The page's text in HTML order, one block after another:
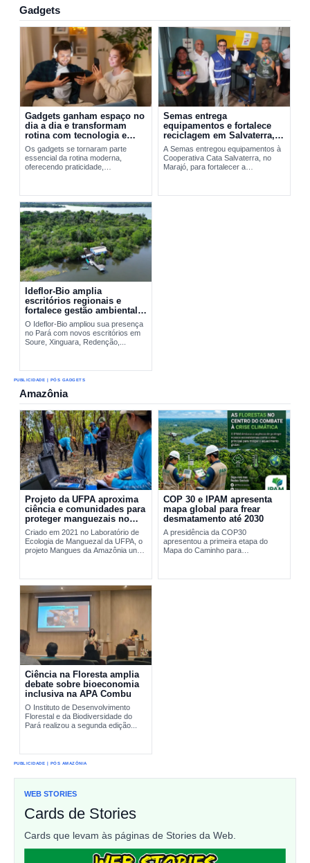
Gadgets
Gadgets ganham espaço no
dia a dia e transformam
rotina com tecnologia e
praticidade
Os gadgets se tornaram parte
essencial da rotina moderna,
oferecendo praticidade,
dispositivos vai do Walkman aos
smartphones...
Semas entrega
equipamentos e fortalece
reciclagem em Salvaterra,
no Marajó
A Semas entregou equipamentos à
Cooperativa Cata Salvaterra, no
Marajó, para fortalecer a
Ideflor-Bio amplia
escritórios regionais e
fortalece gestão ambiental
no Pará
O Ideflor-Bio ampliou sua presença
no Pará com novos escritórios em
Soure, Xinguara, Redenção,...
PUBLICIDADE | PÓS GADGETS
Amazônia
Projeto da UFPA aproxima
ciência e comunidades para
proteger manguezais no
Pará
Criado em 2021 no Laboratório de
Ecologia de Manguezal da UFPA, o
projeto Mangues da Amazônia une
COP 30 e IPAM apresenta
mapa global para frear
desmatamento até 2030
A presidência da COP30
apresentou a primeira etapa do
Mapa do Caminho para
Ciência na Floresta amplia
debate sobre bioeconomia
inclusiva na APA Combu
O Instituto de Desenvolvimento
Florestal e da Biodiversidade do
Pará realizou a segunda edição...
PUBLICIDADE | PÓS AMAZÔNIA
WEB STORIES
Cards de Stories
Cards que levam às páginas de Stories da Web.